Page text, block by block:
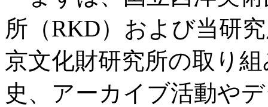
所（RKD）および当研
京文化財研究所の取り
史、アーカイブ活動や